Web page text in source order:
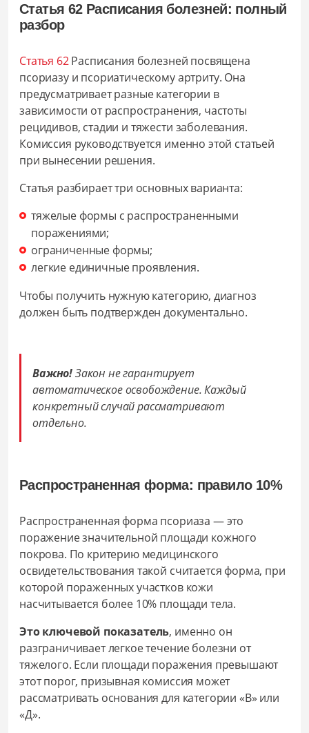
Статья 62 Расписания болезней: полный
разбор
Статья 62Расписания болезней посвящена
псориазу и псориатическому артриту. Она
предусматривает разные категории в
зависимости от распространения, частоты
рецидивов, стадии и тяжести заболевания.
Комиссия руководствуется именно этой статьей
при вынесении решения.
Статья разбирает три основных варианта:
тяжелые формы с распространенными
поражениями;
ограниченные формы;
легкие единичные проявления.
Чтобы получить нужную категорию, диагноз
должен быть подтвержден документально.
Важно!Закон не гарантирует
автоматическое освобождение. Каждый
конкретный случай рассматривают
отдельно.
Распространенная форма: правило 10%
Распространенная форма псориаза — это
поражение значительной площади кожного
покрова. По критерию медицинского
освидетельствования такой считается форма, при
которой пораженных участков кожи
насчитывается более 10% площади тела.
Это ключевой показатель, именно он
разграничивает легкое течение болезни от
тяжелого. Если площади поражения превышают
этот порог, призывная комиссия может
рассматривать основания для категории «В» или
«Д».